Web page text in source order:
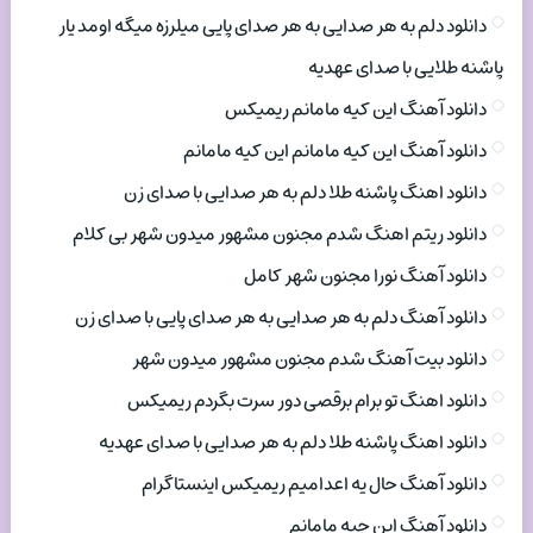
دانلود دلم به هر صدایی به هر صدای پایی میلرزه میگه اومد یار
پاشنه طلایی با صدای عهدیه
دانلود آهنگ این کیه مامانم ریمیکس
دانلود آهنگ این کیه مامانم این کیه مامانم
دانلود اهنگ پاشنه طلا دلم به هر صدایی با صدای زن
دانلود ریتم اهنگ شدم مجنون مشهور میدون شهر بی کلام
دانلود آهنگ نورا مجنون شهر کامل
دانلود آهنگ دلم به هر صدایی به هر صدای پایی با صدای زن
دانلود بیت آهنگ شدم مجنون مشهور میدون شهر
دانلود اهنگ تو برام برقصی دور سرت بگردم ریمیکس
دانلود اهنگ پاشنه طلا دلم به هر صدایی با صدای عهدیه
دانلود آهنگ حال یه اعدامیم ریمیکس اینستاگرام
دانلود آهنگ این چیه مامانم